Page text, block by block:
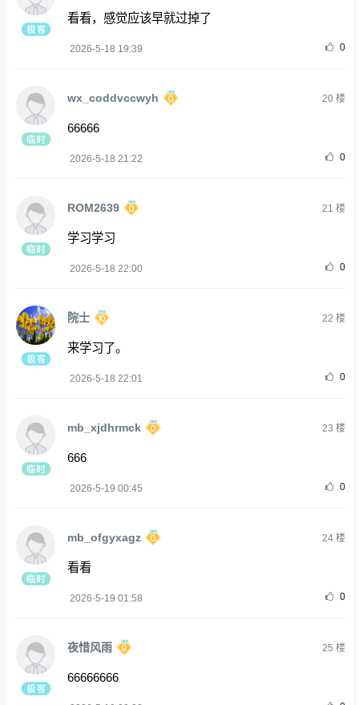
看看，感觉应该早就过掉了
2026-5-18 19:39 0
wx_coddvccwyh 20楼
66666
2026-5-18 21:22 0
ROM2639 21 楼
学习学习
2026-5-18 22:00 0
院士 22 楼
来学习了。
2026-5-18 22:01 0
mb_xjdhrmck 23 楼
666
2026-5-19 00:45 0
mb_ofgyxagz 24楼
看看
2026-5-19 01:58 0
夜惜风雨 25 楼
66666666